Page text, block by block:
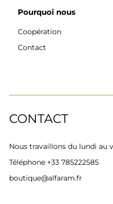
CONTACT
Nous travaillons du lundi au
Téléphone +33 785222585
boutique@alfaram.fr
Pourquoi nous
Coopération
Contact